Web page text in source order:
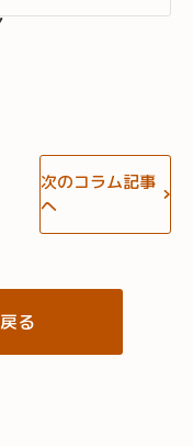
次のコラム記事
へ
る